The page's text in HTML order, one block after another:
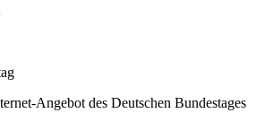
Angebot des Deutschen Bundestages